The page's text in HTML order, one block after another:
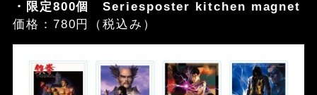
・限定800個 Seriesposter kitchen magnet
価格：780円（税込み）